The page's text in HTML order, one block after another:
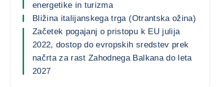
energetike in turizma
Bližina italijanskega trga (Otrantska ožina)
Začetek pogajanj o pristopu k EU julija
2022, dostop do evropskih sredstev prek
načrta za rast Zahodnega Balkana do leta
2027